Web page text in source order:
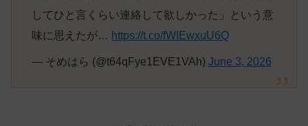
してひと言くらい連絡して欲しかった」という意
味に思えたが… https://t.co/fWIEwxuU6Q
— そめはら (@t64qFye1EVE1VAh) June 3, 2026